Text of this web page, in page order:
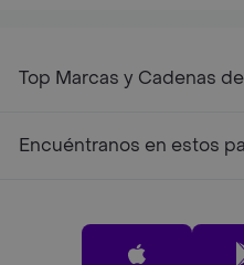
Top Marcas y Cadenas
Encuéntranos en estos